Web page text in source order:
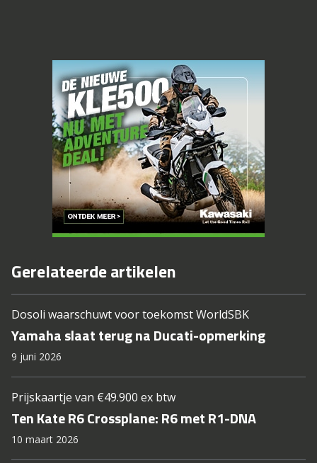
Gerelateerde artikelen
Dosoli waarschuwt voor toekomst WorldSBK
Yamaha slaat terug na Ducati-opmerking
9 juni 2026
Prijskaartje van €49.900 ex btw
Ten Kate R6 Crossplane: R6 met R1-DNA
10 maart 2026